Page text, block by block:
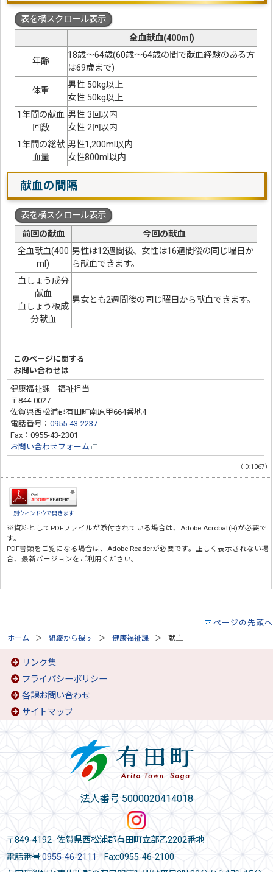
表を横スクロール表示
全血献血(400ml)
年齢
18歳～64歳(60歳～64歳の間で献血経験のある方
は69歳まで)
体重
男性 50kg以上
女性 50kg以上
1年間の献血
回数
男性 3回以内
女性 2回以内
1年間の総献
血量
男性1,200ml以内
女性800ml以内
献血の間隔
表を横スクロール表示
前回の献血
今回の献血
全血献血(400
ml)
男性は12週間後、女性は16週間後の同じ曜日か
ら献血できます。
血しょう成分
献血
血しょう板成
分献血
男女とも2週間後の同じ曜日から献血できます。
このページに関する
お問い合わせは
健康福祉課 福祉担当
〒844-0027
佐賀県西松浦郡有田町南原甲664番地4
電話番号：0955-43-2237
Fax：0955-43-2301
お問い合わせフォーム
（ID:1067）
別ウィンドウで開きます
※資料としてPDFファイルが添付されている場合は、 Adobe Acrobat(R)が必要で
す。
PDF書類をご覧になる場合は、 Adobe Readerが必要です。正しく表示されない場
合、最新バージョンをご利用ください。
ページの先頭へ
ホーム 組織から探す 健康福祉課 献血
リンク集
プライバシーポリシー
各課お問い合わせ
サイトマップ
法人番号 5000020414018
〒849-4192 佐賀県西松浦郡有田町立部乙2202番地
電話番号:0955-46-2111 Fax:0955-46-2100